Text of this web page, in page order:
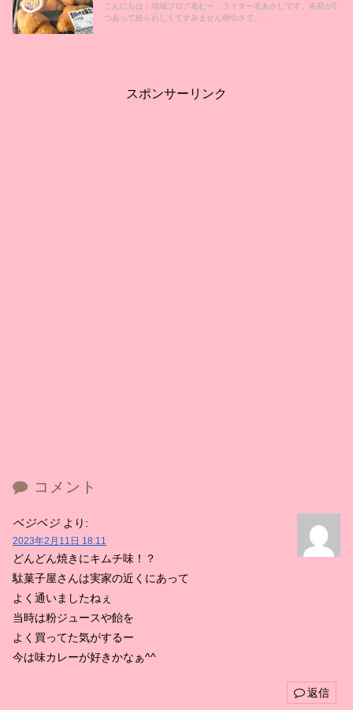
こんにちは！地域ブログ名むー、ライター名あかしです。名前が2
つあって紛らわしくてすみません😅💦さて、...
スポンサーリンク
コメント
ベジベジ より:
2023年2月11日 18:11
どんどん焼きにキムチ味！？
駄菓子屋さんは実家の近くにあって
よく通いましたねぇ
当時は粉ジュースや飴を
よく買ってた気がするー
今は味カレーが好きかなぁ^^
返信